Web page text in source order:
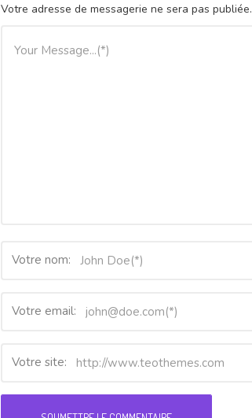
Votre adresse de messagerie ne sera pas publiée.
Votre nom:
Votre email:
Votre site: